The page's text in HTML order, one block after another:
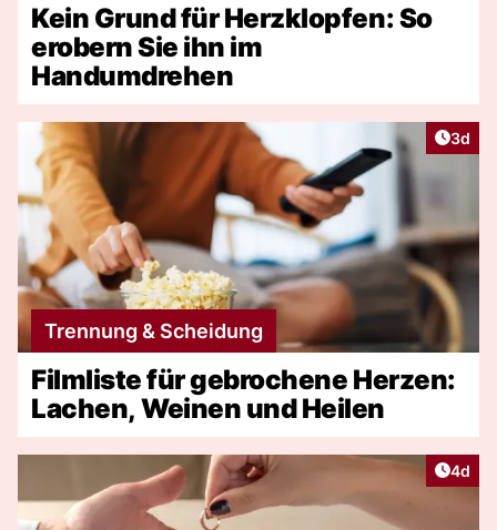
Kein Grund für Herzklopfen: So
erobern Sie ihn im
Handumdrehen
3d
Trennung & Scheidung
Filmliste für gebrochene Herzen:
Lachen, Weinen und Heilen
4d